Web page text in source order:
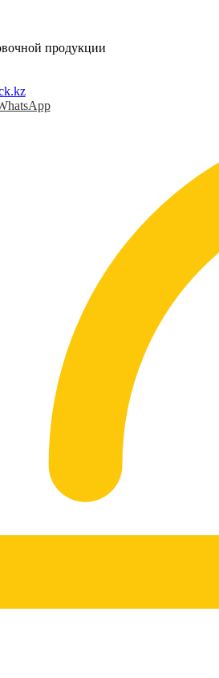
продукции